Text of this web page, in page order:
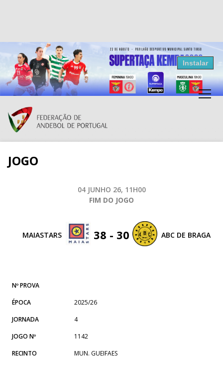
Resultados Andebol
Federação de Andebol de Portugal
Grátis - Disponivel na Play Store
Instalar
JOGO
04 JUNHO 26, 11H00
FIM DO JOGO
MAIASTARS 38 - 30 ABC DE BRAGA
Nº PROVA
ÉPOCA
2025/26
JORNADA
4
JOGO Nº
1142
RECINTO
MUN. GUEIFAES